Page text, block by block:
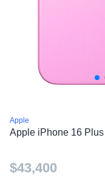
Apple
Apple iPhone 16
$43,400